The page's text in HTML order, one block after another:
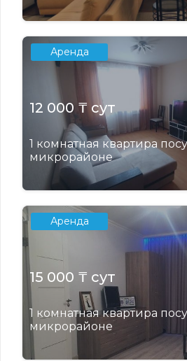
Аренда
12 000 ₸ сут
1 комнатная квартира
микрорайоне
Аренда
15 000 ₸ сут
1 комнатная квартира
микрорайоне